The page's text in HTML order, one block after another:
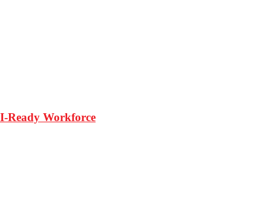
Ready Workforce